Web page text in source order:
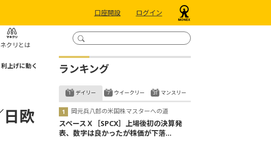
口座開設 ログイン
クリとは
上げに動く
日欧
ランキング
デイリー
岡元兵八郎の米国株マスターへの道
スペースＸ［SPCX］上場後初の決算発
表、数字は良かったが株価が下落...
ウイークリー マンスリー